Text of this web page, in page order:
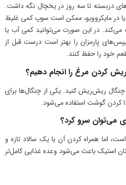
دربسته تا سه روز در یخچال نگه داشت.
در مایکروویو، ممکن است سوپ کمی غلیظ
می‌کند. در این صورت می‌توانید کمی آب یا
پارمزان را بهتر است درست قبل از
خود را حفظ کنند.
کردن مرغ را انجام دهیم؟
ریش‌ریش کنید. یکی از چنگال‌ها برای
کردن گوشت استفاده می‌شود.
می‌توان سرو کرد؟
اما همراه کردن آن با یک سالاد تازه و
نان استیک باعث می‌شود وعده غذایی کامل‌تر